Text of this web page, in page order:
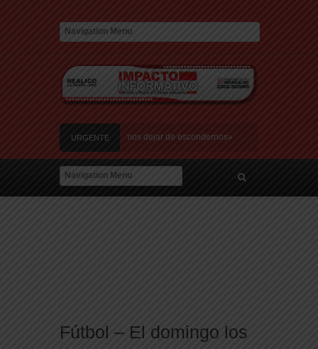
URGENTE
«Hoy, por fin, podemos dejar de escondernos»
y a su «política exterior ideologizada y de confrontación»
Fútbol – El domingo los